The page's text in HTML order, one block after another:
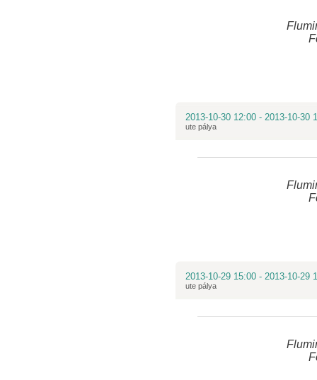
2013-10-30 12:00 - 2013-10-30
ute pálya
2013-10-29 15:00 - 2013-10-29
ute pálya